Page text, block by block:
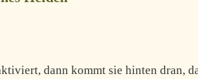
dann kommt sie hinten dran,